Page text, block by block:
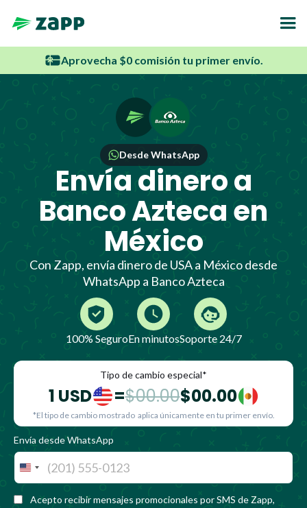
Aprovecha $0 comisión tu primer envío.
Desde WhatsApp
Envía dinero a
Banco Azteca en
México
Con Zapp, envía dinero de USA a México desde
WhatsApp a Banco Azteca
100% SeguroEn minutosSoporte 24/7
Tipo de cambio especial*
1 USD =$00.00$00.00
*El tipo de cambio mostrado aplica únicamente en tu primer envío.
Envía desde WhatsApp
United
States
+1
Acepto recibir mensajes promocionales por SMS de Zapp,